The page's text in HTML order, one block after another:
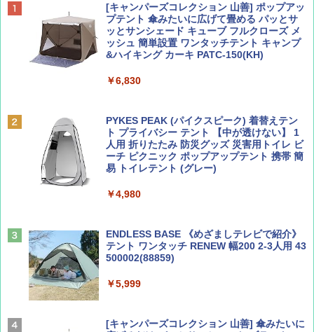
BE-PAL(ビ-パル) 2026年 9 月号【特別付録:
SOTO ミニマル"旅"財布 ランダム2種】
￥1,500
￥713
D40 地球の歩き方 チェンマイ タイ北部の魅
力的な町 2026～2027 地球の歩き方D アジア
￥2,079
￥2,695
球の歩き方A ヨーロッパ
ァキア 2026～2027 地球の歩き方A ヨーロッ
￥2,277
[キャンパーズコレクション 山善] ポップアッ
プテント 傘みたいに広げて畳める パッとサ
ッとサンシェード キューブ フルクローズ メ
ッシュ 簡単設置 ワンタッチテント キャンプ
&ハイキング カーキ PATC-150(KH)
￥6,830
PYKES PEAK (パイクスピーク) 着替えテン
ト プライバシー テント 【中が透けない】 1
人用 折りたたみ 防災グッズ 災害用トイレ ビ
ーチ ピクニック ポップアップテント 携帯 簡
易 トイレテント (グレー)
￥4,980
ENDLESS BASE 《めざましテレビで紹介》
テント ワンタッチ RENEW 幅200 2-3人用 43
500002(88859)
￥5,999
[キャンパーズコレクション 山善] 傘みたいに